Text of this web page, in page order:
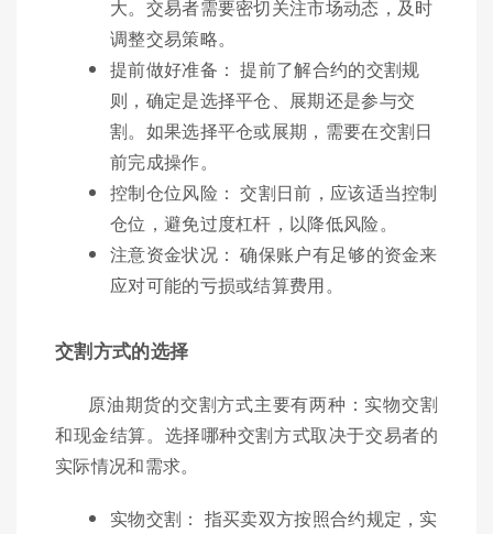
大。交易者需要密切关注市场动态，及时
调整交易策略。
提前做好准备： 提前了解合约的交割规
则，确定是选择平仓、展期还是参与交
割。如果选择平仓或展期，需要在交割日
前完成操作。
控制仓位风险： 交割日前，应该适当控制
仓位，避免过度杠杆，以降低风险。
注意资金状况： 确保账户有足够的资金来
应对可能的亏损或结算费用。
交割方式的选择
原油期货的交割方式主要有两种：实物交割
和现金结算。选择哪种交割方式取决于交易者的
实际情况和需求。
实物交割： 指买卖双方按照合约规定，实